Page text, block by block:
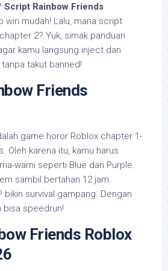
Script Rainbow Friends
win mudah! Lalu, mana script
2? Yuk, simak panduan
kamu langsung inject dan
tanpa takut banned!
Friends
game horor Roblox chapter 1-
Oleh karena itu, kamu harus
warni seperti Blue dan Purple.
sambil bertahan 12 jam.
bikin survival gampang. Dengan
bisa speedrun!
Friends Roblox